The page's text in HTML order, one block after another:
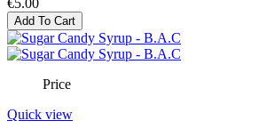
Add To Cart
Price
Quick view